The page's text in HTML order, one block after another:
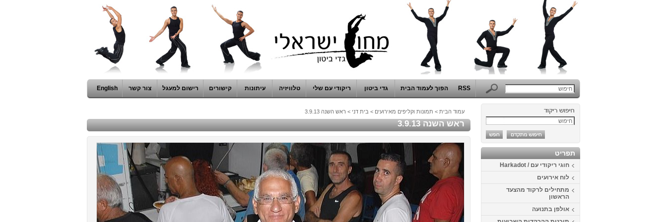
RSS הפוך לעמוד הבית גדי ביטון ריקודי עם שלי טלוויזיה עיתונות קישורים רישום למעגל צור קשר English
תפריט
חוגי ריקודי עם / Harkadot
לוח אירועים
מתחילים לרקוד מהצעד
הראשון
אולפן בתנועה
עמוד הבית > תמונות וקליפים מאירועים > בית דני > ראש השנה 3.9.13
ראש השנה 3.9.13